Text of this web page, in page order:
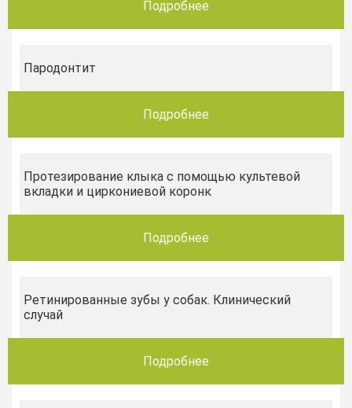
Подробнее
Пародонтит
Подробнее
Протезирование клыка с помощью культевой
вкладки и циркониевой коронк
Подробнее
Ретинированные зубы у собак. Клинический
случай
Подробнее